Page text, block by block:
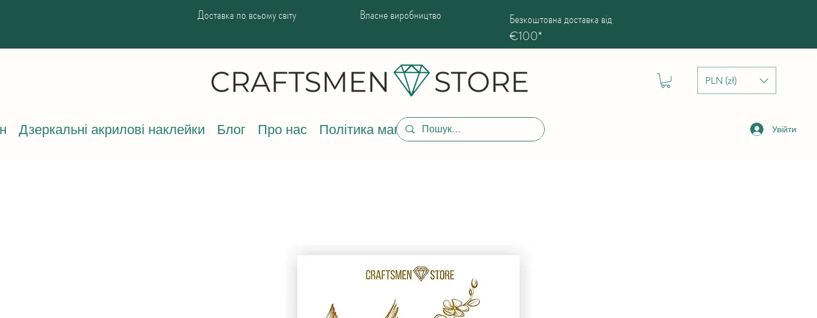
Доставка по всьому світу Власне виробництво
Безкоштовна доставка від
€100*
PLN (zł)
Дзеркальні акрилові наклейки Блог Про нас Політика магазину Увійти